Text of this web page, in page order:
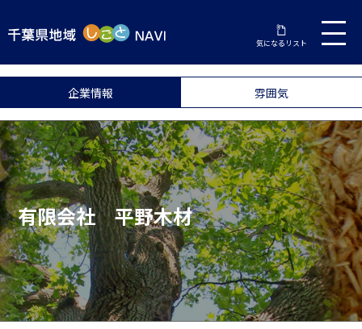
気になるリスト
企業情報 雰囲気
有限会社 平野木材